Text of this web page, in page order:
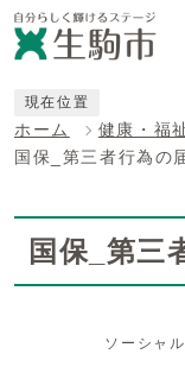
現在位置
ホーム 健康・福
国保_第三者行為の
国保_第三
ソーシャ